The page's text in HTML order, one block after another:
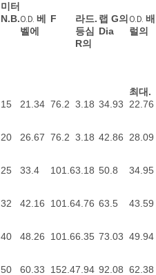
미터
N.B.O.D. 베
벨에
F
라드.
등심
R의
랩 G의
Dia
O.D. 배
럴의
최대.
15 21.34 76.2 3.18 34.93 22.76
20 26.67 76.2 3.18 42.86 28.09
25 33.4 101.63.18 50.8 34.95
32 42.16 101.64.76 63.5 43.59
40 48.26 101.66.35 73.03 49.94
50 60.33 152.47.94 92.08 62.38